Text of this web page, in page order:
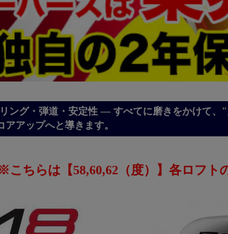
ング・弾道・安定性 ― すべてに磨きをかけて、
アップへと導きます。
ちらは【58,60,62（度）】各ロフ